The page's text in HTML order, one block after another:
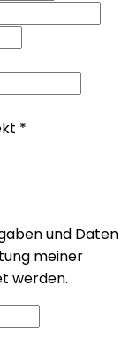
*
und Daten
meiner
werden.